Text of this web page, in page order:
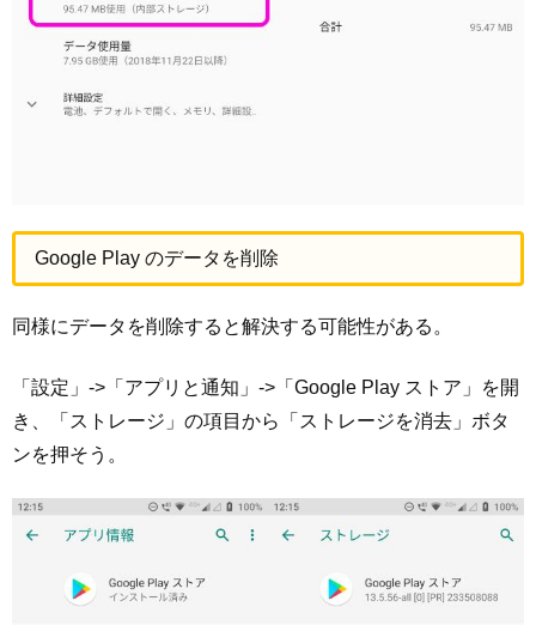
Google Play のデータを削除
同様にデータを削除すると解決する可能性がある。
「設定」->「アプリと通知」->「Google Play ストア」を開
き、「ストレージ」の項目から「ストレージを消去」ボタ
ンを押そう。